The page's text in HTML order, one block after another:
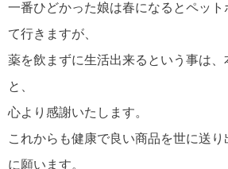
一番ひどかった娘は春になるとペット
て行きますが、
薬を飲まずに生活出来るという事は、
と、
心より感謝いたします。
これからも健康で良い商品を世に送り
に願います。